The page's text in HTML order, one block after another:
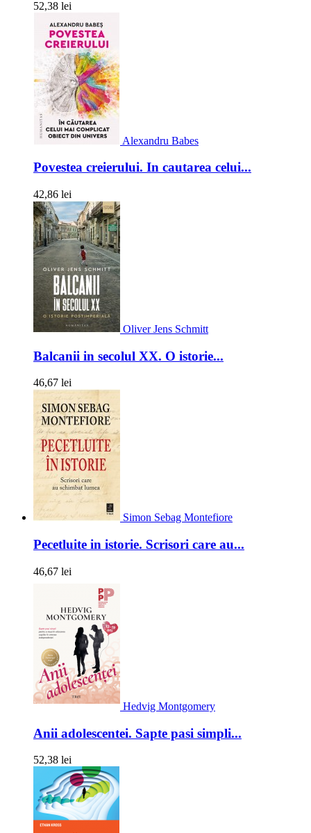
52,38 lei
Alexandru Babes
Povestea creierului. In cautarea celui...
42,86 lei
Oliver Jens Schmitt
Balcanii in secolul XX. O istorie...
46,67 lei
Simon Sebag Montefiore
Pecetluite in istorie. Scrisori care au...
46,67 lei
Hedvig Montgomery
Anii adolescentei. Sapte pasi simpli...
52,38 lei